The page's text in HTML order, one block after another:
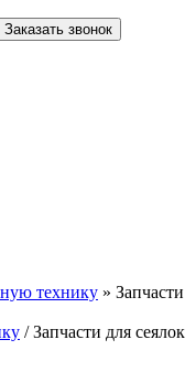
Заказать звонок
технику » Запчасти
/ Запчасти для сеялок